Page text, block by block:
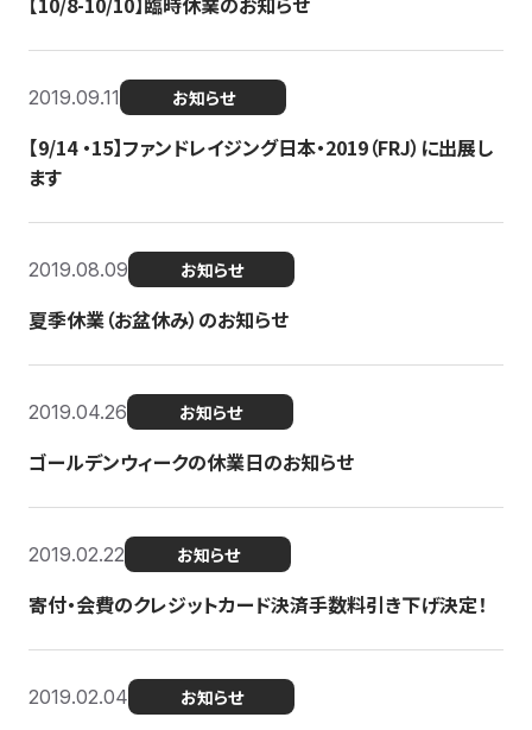
2019.09.11 お知らせ
【9/14 ・15】ファンドレイジング日本・2019（FRJ）に出展し
ます
2019.08.09 お知らせ
夏季休業（お盆休み）のお知らせ
2019.04.26 お知らせ
ゴールデンウィークの休業日のお知らせ
2019.02.22 お知らせ
寄付・会費のクレジットカード決済手数料引き下げ決定！
2019.02.04 お知らせ